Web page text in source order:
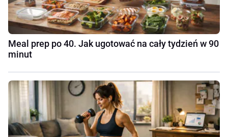
Meal prep po 40. Jak ugotować na cały tydzień w 90
minut